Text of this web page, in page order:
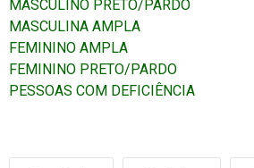
MASCULINO PRETO/PARDO
MASCULINA AMPLA
FEMININO AMPLA
FEMININO PRETO/PARDO
PESSOAS COM DEFICIÊNCIA